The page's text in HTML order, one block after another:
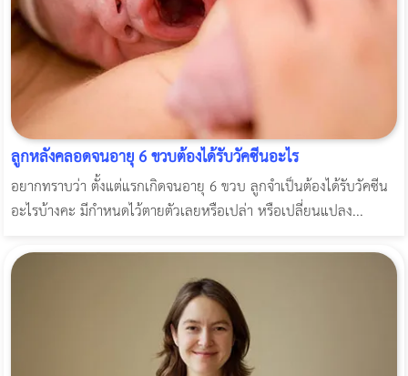
ลูกหลังคลอดจนอายุ 6 ขวบต้องได้รับวัคซีนอะไร
อยากทราบว่า ตั้งแต่แรกเกิดจนอายุ 6 ขวบ ลูกจำเป็นต้องได้รับวัคซีน
อะไรบ้างคะ มีกำหนดไว้ตายตัวเลยหรือเปล่า หรือเปลี่ยนแปลง...